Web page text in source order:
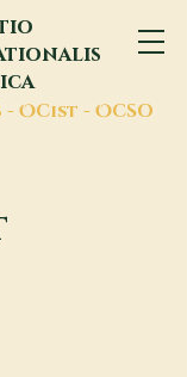
- OCist - OCSO